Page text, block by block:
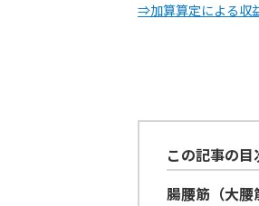
⇒加算算定による収
この記事の目
腸腰筋（大腰